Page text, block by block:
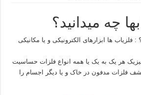
چه میدانید؟
: فلزیاب ها ابزارهای الکترونیکی و یا مکانیکی
هر یک به یک یا همه انواع فلزات حساسیت
فلزات مدفون در خاک و یا دیگر اجسام را